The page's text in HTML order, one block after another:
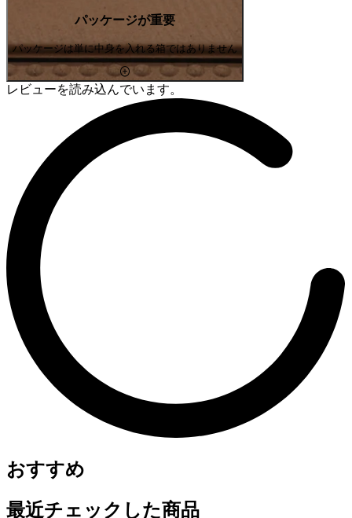
パッケージが重要
パッケージは単に中身を入れる箱ではありません
レビューを読み込んでいます。
おすすめ
最近チェックした商品